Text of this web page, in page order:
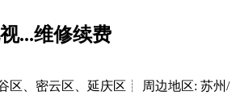
...维修续费
区、密云区、延庆区┊
周边地区: 苏州/